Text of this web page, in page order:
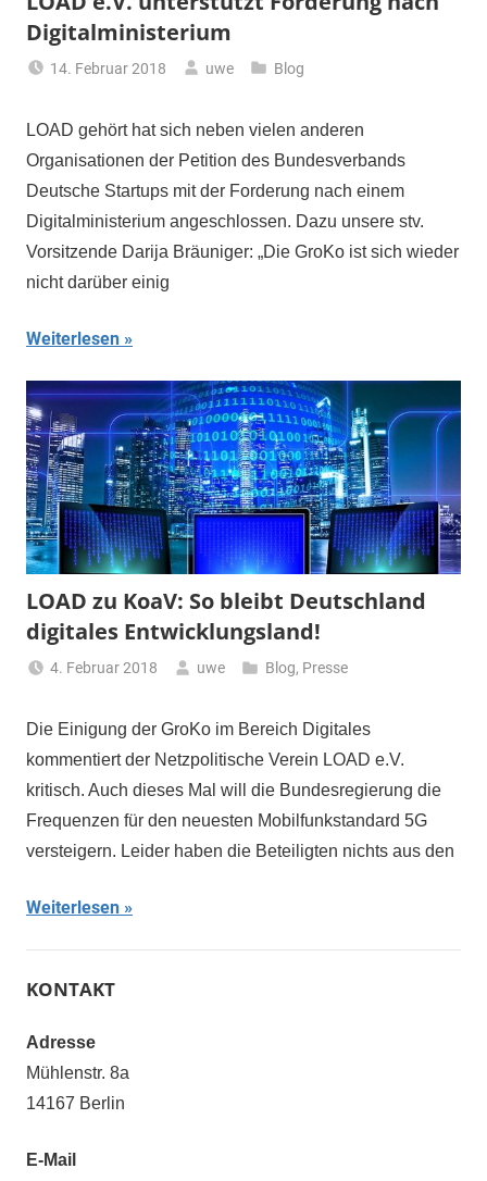
Digitalministerium
14. Februar 2018 uwe Blog
LOAD gehört hat sich neben vielen anderen
Organisationen der Petition des Bundesverbands
Deutsche Startups mit der Forderung nach einem
Digitalministerium angeschlossen. Dazu unsere stv.
Vorsitzende Darija Bräuniger: „Die GroKo ist sich wieder
nicht darüber einig
Weiterlesen
LOAD zu KoaV: So bleibt Deutschland
digitales Entwicklungsland!
4. Februar 2018 uwe Blog, Presse
Die Einigung der GroKo im Bereich Digitales
kommentiert der Netzpolitische Verein LOAD e.V.
kritisch. Auch dieses Mal will die Bundesregierung die
Frequenzen für den neuesten Mobilfunkstandard 5G
versteigern. Leider haben die Beteiligten nichts aus den
Weiterlesen
KONTAKT
Adresse
Mühlenstr. 8a
14167 Berlin
E-Mail